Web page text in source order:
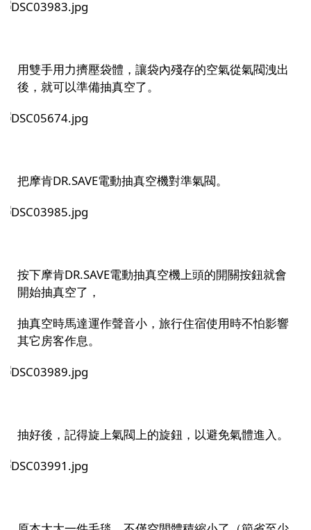
用雙手用力擠壓袋體，讓袋內殘存的空氣從氣閥洩出
後，就可以準備抽真空了。
把摩肯DR.SAVE電動抽真空機對準氣閥。
按下摩肯DR.SAVE電動抽真空機上頭的開關按鈕就會
開始抽真空了，
抽真空時馬達運作聲音小，旅行住宿使用時不怕影響
其它房客作息。
抽好後，記得旋上氣閥上的旋鈕，以避免氣體進入。